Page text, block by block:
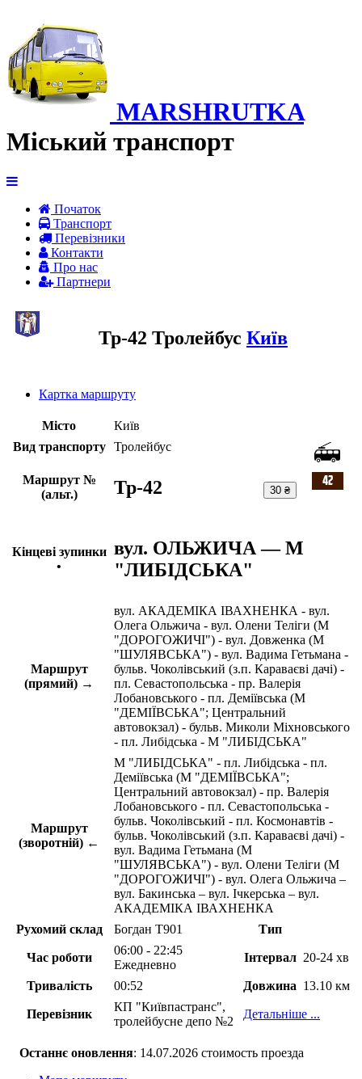
MARSHRUTKA
Міський транспорт
Початок
Транспорт
Перевiзники
Контакти
Про нас
Партнери
Тр-42 Тролейбус Київ
Картка маршруту
Місто
Київ
Вид транспорту
Тролейбус
Маршрут №
(альт.)
Тр-42 30 ₴
Кінцеві зупинки
•
вул. ОЛЬЖИЧА — М
"ЛИБІДСЬКА"
Маршрут
(прямий) →
вул. АКАДЕМІКА ІВАХНЕНКА - вул.
Олега Ольжича - вул. Олени Теліги (М
"ДОРОГОЖИЧІ") - вул. Довженка (М
"ШУЛЯВСЬКА") - вул. Вадима Гетьмана -
бульв. Чоколівський (з.п. Караваєві дачі) -
пл. Севастопольська - пр. Валерія
Лобановського - пл. Деміївська (М
"ДЕМІЇВСЬКА"; Центральний
автовокзал) - бульв. Миколи Міхновського
- пл. Либідська - М "ЛИБІДСЬКА"
Маршрут
(зворотній) ←
М "ЛИБІДСЬКА" - пл. Либідська - пл.
Деміївська (М "ДЕМІЇВСЬКА";
Центральний автовокзал) - пр. Валерія
Лобановського - пл. Севастопольська -
бульв. Чоколівський - пл. Космонавтів -
бульв. Чоколівський (з.п. Караваєві дачі) -
вул. Вадима Гетьмана (М
"ШУЛЯВСЬКА") - вул. Олени Теліги (М
"ДОРОГОЖИЧІ") - вул. Олега Ольжича –
вул. Бакинська – вул. Ічкерська – вул.
АКАДЕМІКА ІВАХНЕНКА
Рухомий склад
Богдан Т901 Тип
Час роботи
06:00 - 22:45
Ежедневно
Інтервал 20-24 хв
Тривалість 00:52 Довжина 13.10 км
Перевізник
КП "Київпастранс",
тролейбусне депо №2
Детальніше ...
Останнє оновлення: 14.07.2026 стоимость проезда